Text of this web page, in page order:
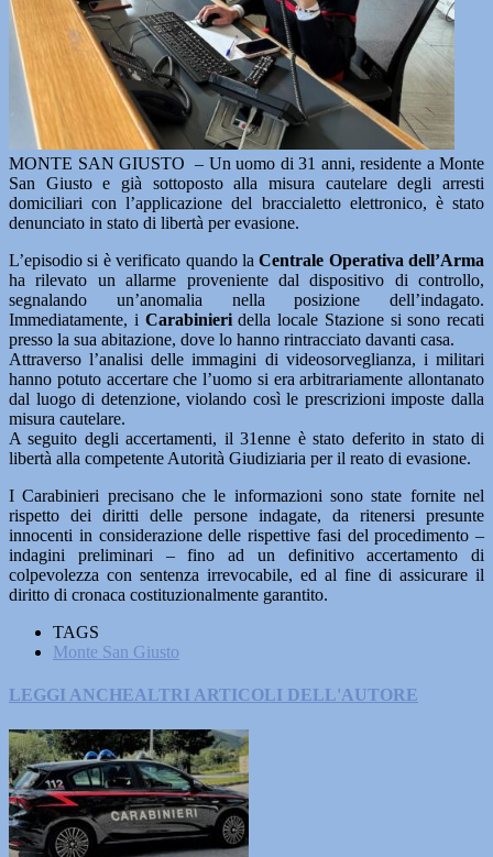
MONTE SAN GIUSTO – Un uomo di 31 anni, residente a Monte
San Giusto e già sottoposto alla misura cautelare degli arresti
domiciliari con l’applicazione del braccialetto elettronico, è stato
denunciato in stato di libertà per evasione.
L’episodio si è verificato quando laCentrale Operativa dell’Arma
ha rilevato un allarme proveniente dal dispositivo di controllo,
segnalando un’anomalia nella posizione dell’indagato.
Immediatamente, i Carabinieridella locale Stazione si sono recati
presso la sua abitazione, dove lo hanno rintracciato davanti casa.
Attraverso l’analisi delle immagini di videosorveglianza, i militari
hanno potuto accertare che l’uomo si era arbitrariamente allontanato
dal luogo di detenzione, violando così le prescrizioni imposte dalla
misura cautelare.
A seguito degli accertamenti, il 31enne è stato deferito in stato di
libertà alla competente Autorità Giudiziaria per il reato di evasione.
I Carabinieri precisano che le informazioni sono state fornite nel
rispetto dei diritti delle persone indagate, da ritenersi presunte
innocenti in considerazione delle rispettive fasi del procedimento –
indagini preliminari – fino ad un definitivo accertamento di
colpevolezza con sentenza irrevocabile, ed al fine di assicurare il
diritto di cronaca costituzionalmente garantito.
TAGS
Monte San Giusto
LEGGI ANCHEALTRI ARTICOLI DELL'AUTORE